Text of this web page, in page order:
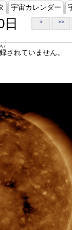
宇宙カレンダー
日 > >>
く
されていません。